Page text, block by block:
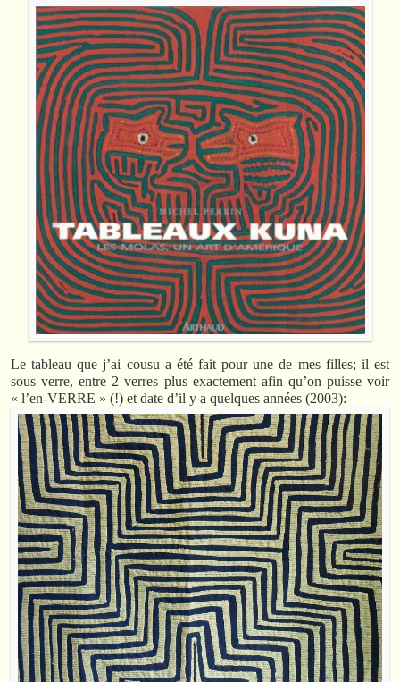
Le tableau que j’ai cousu a été fait pour une de mes filles; il est
sous verre, entre 2 verres plus exactement afin qu’on puisse voir
« l’en-VERRE » (!) et date d’il y a quelques années (2003):